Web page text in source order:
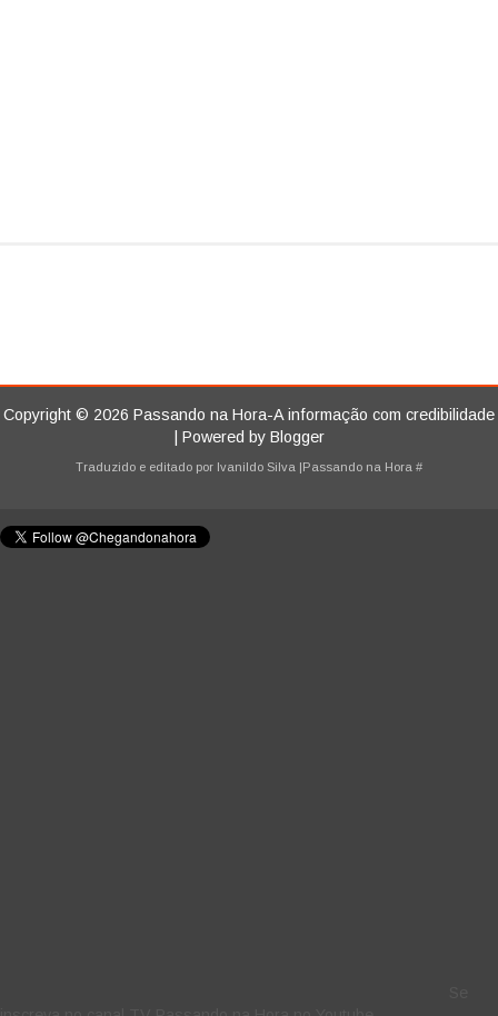
Copyright © 2026 Passando na Hora-A informação com credibilidade
| Powered by Blogger
Traduzido e editado por Ivanildo Silva |Passando na Hora #